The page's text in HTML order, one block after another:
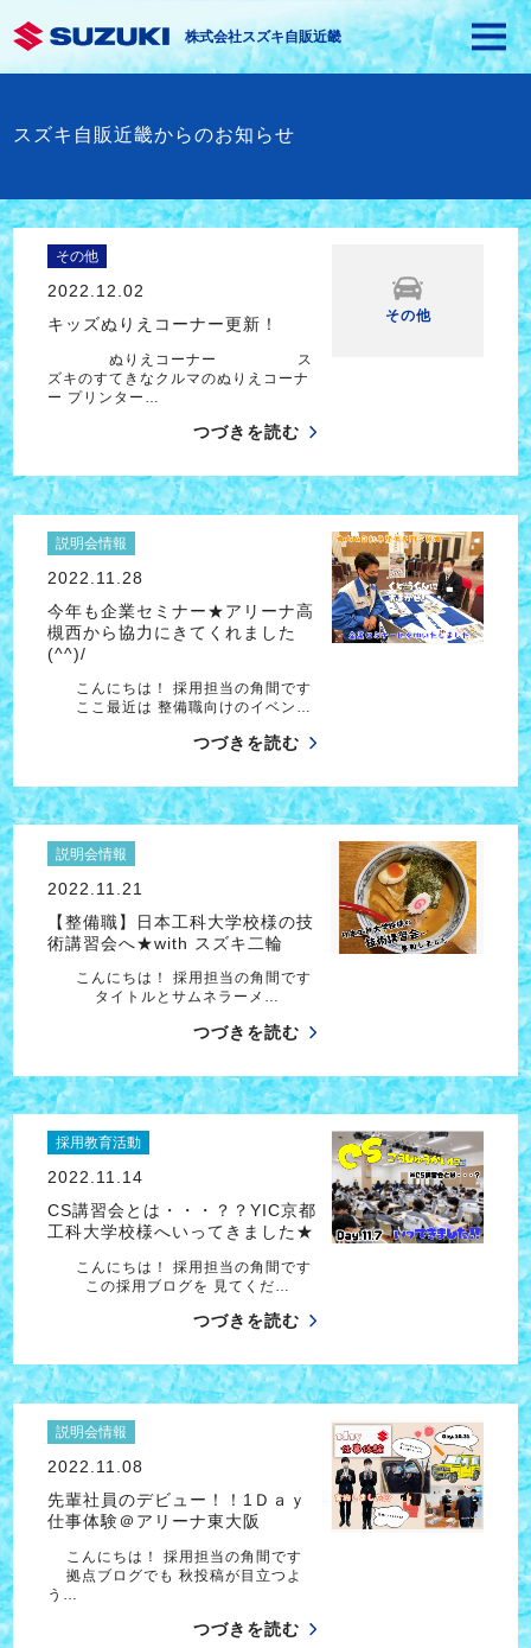
株式会社スズキ自販近畿
スズキ自販近畿からのお知らせ
その他
2022.12.02
キッズぬりえコーナー更新！
ぬりえコーナー ス
ズキのすてきなクルマのぬりえコーナ
ー プリンター…
つづきを読む
その他
説明会情報
2022.11.28
今年も企業セミナー★アリーナ高
槻西から協力にきてくれました
(^^)/
こんにちは！ 採用担当の角間です
ここ最近は 整備職向けのイベン…
つづきを読む
説明会情報
2022.11.21
【整備職】日本工科大学校様の技
術講習会へ★with スズキ二輪
こんにちは！ 採用担当の角間です
タイトルとサムネラーメ…
つづきを読む
採用教育活動
2022.11.14
CS講習会とは・・・？？YIC京都
工科大学校様へいってきました★
こんにちは！ 採用担当の角間です
この採用ブログを 見てくだ…
つづきを読む
説明会情報
2022.11.08
先輩社員のデビュー！！1Ｄａｙ
仕事体験＠アリーナ東大阪
こんにちは！ 採用担当の角間です
拠点ブログでも 秋投稿が目立つよ
う…
つづきを読む